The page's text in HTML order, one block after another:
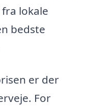
lokale
bedste
er der
For